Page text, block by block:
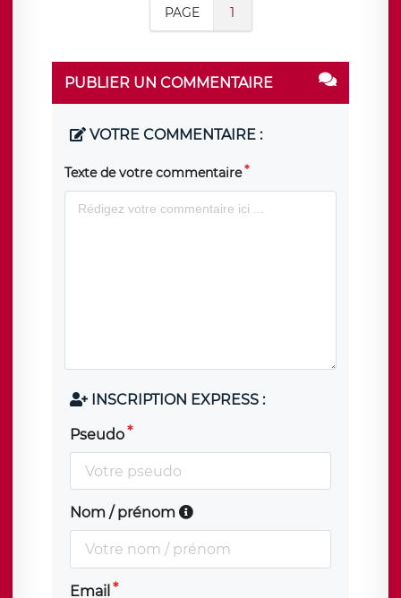
PAGE 1
PUBLIER UN COMMENTAIRE
VOTRE COMMENTAIRE :
Texte de votre commentaire
INSCRIPTION EXPRESS :
Pseudo
Nom / prénom
Email